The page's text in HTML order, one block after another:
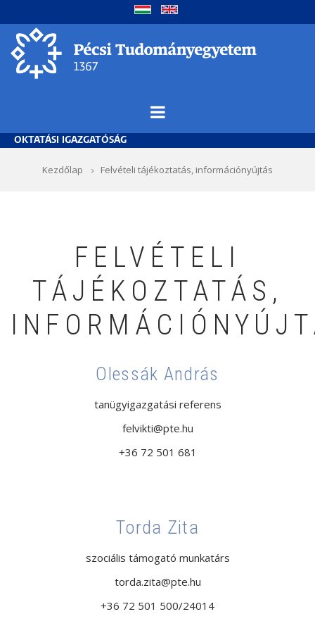
a
tartalomra
OKTATÁSI IGAZGATÓSÁG
Morzsa
Kezdőlap Felvételi tájékoztatás, információnyújtás
FELVÉTELI
TÁJÉKOZTATÁS,
Olessák András
tanügyigazgatási referens
felvikti@pte.hu
+36 72 501 681
Torda Zita
szociális támogató munkatárs
torda.zita@pte.hu
+36 72 501 500/24014